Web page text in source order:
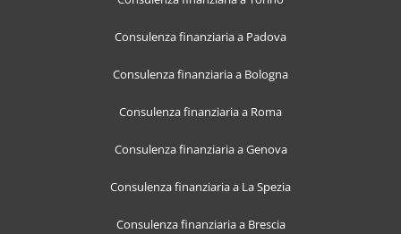
Consulenza finanziaria a Padova
Consulenza finanziaria a Bologna
Consulenza finanziaria a Roma
Consulenza finanziaria a Genova
Consulenza finanziaria a La Spezia
Consulenza finanziaria a Brescia